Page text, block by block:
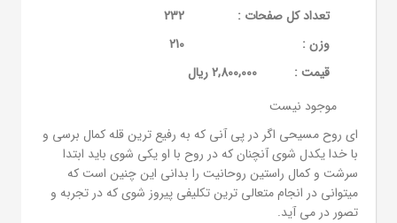
تعداد کل صفحات :
232
وزن :
210
قيمت :
2,800,000 ریال
موجود نیست
ای روح مسیحی اگر در پی آنی که به رفیع ترین قله کمال برسی و
با خدا یکدل شوی آنچنان که در روح با او یکی شوی باید ابتدا
سرشت و کمال راستین روحانیت را بدانی این چنین است که
میتوانی در انجام متعالی ترین تکلیفی پیروز شوی که در تجربه و
تصور در می آید.